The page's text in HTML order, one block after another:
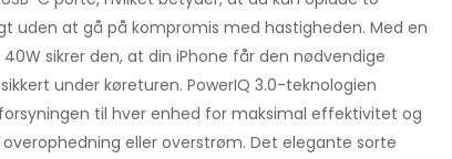
uden at gå på kompromis med hastigheden. Med en
sikrer den, at din iPhone får den nødvendige
under køreturen. PowerIQ 3.0-teknologien
til hver enhed for maksimal effektivitet og
eller overstrøm. Det elegante sorte